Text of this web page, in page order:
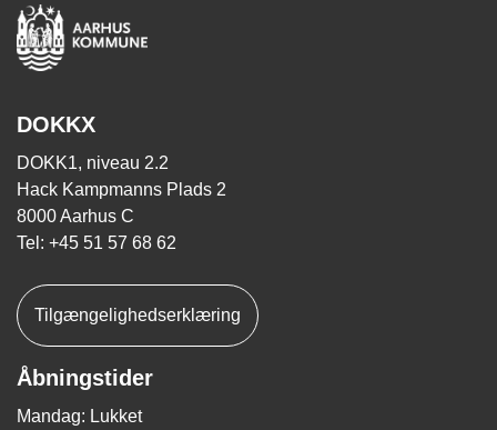
DOKKX
DOKK1, niveau 2.2
Hack Kampmanns Plads 2
8000 Aarhus C
Tel: +45 51 57 68 62
Tilgængelighedserklæring
Åbningstider
Mandag: Lukket